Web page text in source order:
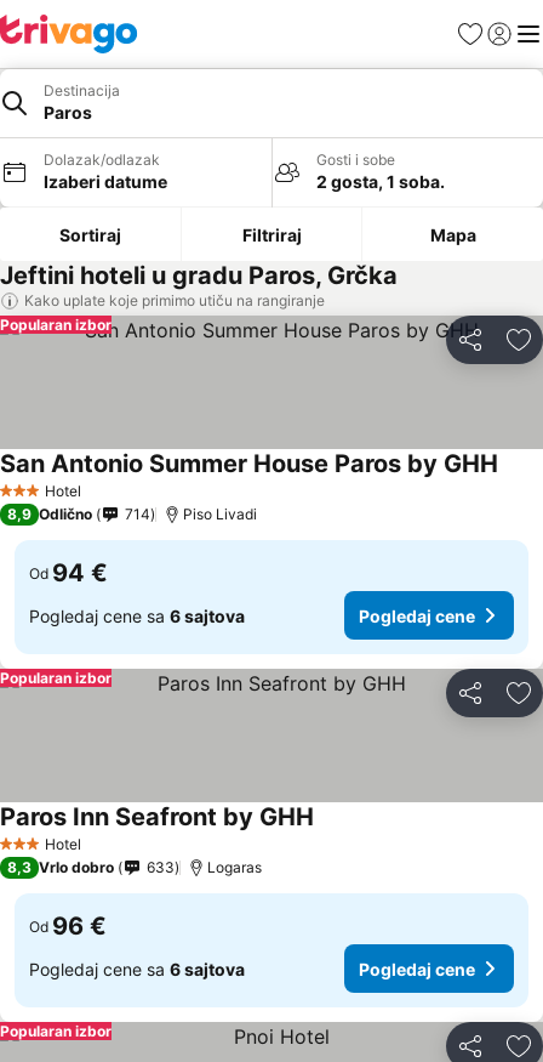
FavoritiPrijavi
Destinacija
Paros
Dolazak/odlazak
Izaberi datume
Gosti i sobe
2 gosta, 1 soba.
Sortiraj Filtriraj Mapa
Jeftini hoteli u gradu Paros, Grčka
Kako uplate koje primimo utiču na rangiranje
Deli
Popularan izbor
3 Zvezdice
Hotel
San Antonio Summer House Paros by GHH
8,9 Odlično 714 Piso Livadi
Od 94 €
Pogledaj cene sa 6 sajtova Pogledaj cene
Deli
Popularan izbor
3 Zvezdice
Hotel
Paros Inn Seafront by GHH
8,3 Vrlo dobro 633 Logaras
Od 96 €
Pogledaj cene sa 6 sajtova Pogledaj cene
Deli
Popularan izbor